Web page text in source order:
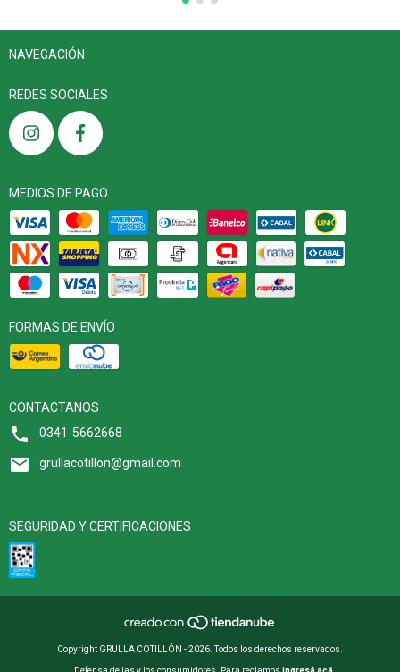
NAVEGACIÓN
REDES SOCIALES
MEDIOS DE PAGO
FORMAS DE ENVÍO
CONTACTANOS
0341-5662668
grullacotillon@gmail.com
SEGURIDAD Y CERTIFICACIONES
Copyright GRULLA COTILLÓN - 2026. Todos los derechos reservados.